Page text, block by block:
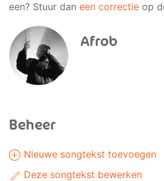
een? Stuur dan een correctie op
Afrob
Beheer
Nieuwe songtekst toevoegen
Deze songtekst bewerken